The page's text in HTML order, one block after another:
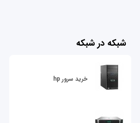
شبکه در شبکه
خرید سرور hp